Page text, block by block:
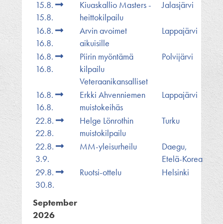
15.8.
15.8.
Kiuaskallio Masters -
heittokilpailu
Jalasjärvi
16.8.
16.8.
Arvin avoimet
aikuisille
Lappajärvi
16.8.
16.8.
Piirin myöntämä
kilpailu
Veteraanikansalliset
Polvijärvi
16.8.
16.8.
Erkki Ahvenniemen
muistokeihäs
Lappajärvi
22.8.
22.8.
Helge Lönrothin
muistokilpailu
Turku
22.8.
3.9.
MM-yleisurheilu
Daegu,
Etelä-Korea
29.8.
30.8.
Ruotsi-ottelu Helsinki
September
2026